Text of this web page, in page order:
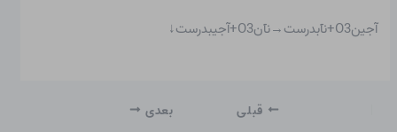
آجینO3+نآبدرست→نآنO3+آجیبدرست↓
قبلی بعدی